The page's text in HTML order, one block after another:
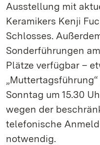
Ausstellung mit
Keramikers Kenji
Schlosses.
Sonderführungen
Plätze verfügbar –
Sonntag um 15.30
wegen der
telefonische
notwendig.